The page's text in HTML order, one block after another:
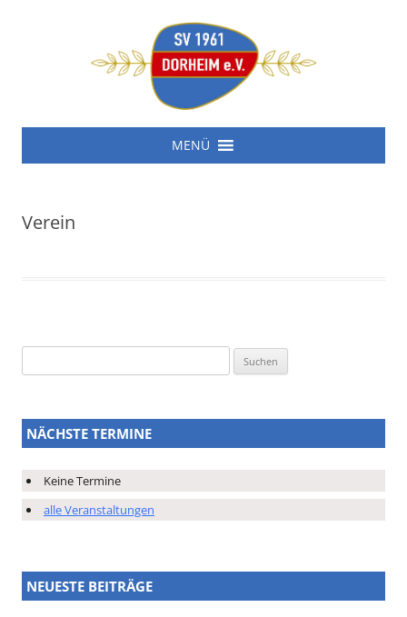
SV 1961 Dorheim e.V.
Zum
MENÜ
Verein
nach:
NÄCHSTE TERMINE
Keine Termine
alle Veranstaltungen
NEUESTE BEITRÄGE